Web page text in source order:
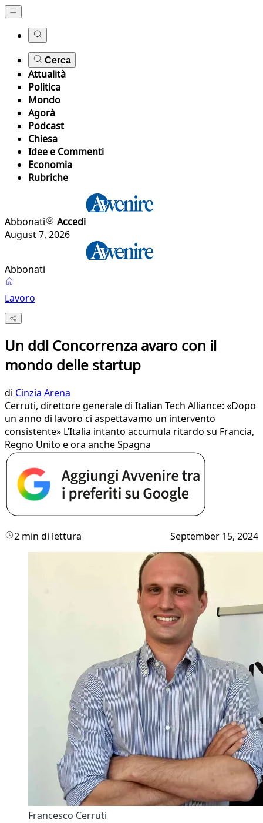
Cerca
Attualità
Politica
Mondo
Agorà
Podcast
Chiesa
Idee e Commenti
Economia
Rubriche
Abbonati
Accedi
August 7, 2026
Abbonati
Lavoro
Un ddl Concorrenza avaro con il
mondo delle startup
di Cinzia Arena
Cerruti, direttore generale di Italian Tech Alliance: «Dopo
un anno di lavoro ci aspettavamo un intervento
consistente» L’Italia intanto accumula ritardo su Francia,
Regno Unito e ora anche Spagna
2 min di lettura September 15, 2024
Francesco Cerruti